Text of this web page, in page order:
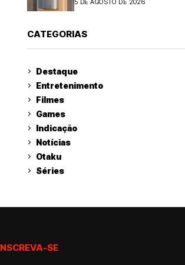
CATEGORIAS
Destaque
Entretenimento
Filmes
Games
Indicação
Notícias
Otaku
Séries
SE